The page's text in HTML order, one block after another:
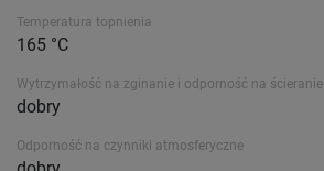
Temperatura topnienia
165 °C
Wytrzymałość na zginanie i odporność na ścieranie
dobry
Odporność na czynniki atmosferyczne